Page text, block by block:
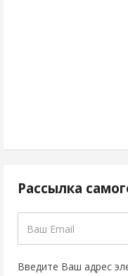
Рассылка
Введите Ваш адрес